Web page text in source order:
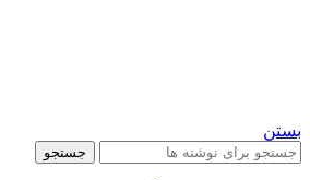
بستن
جستجو